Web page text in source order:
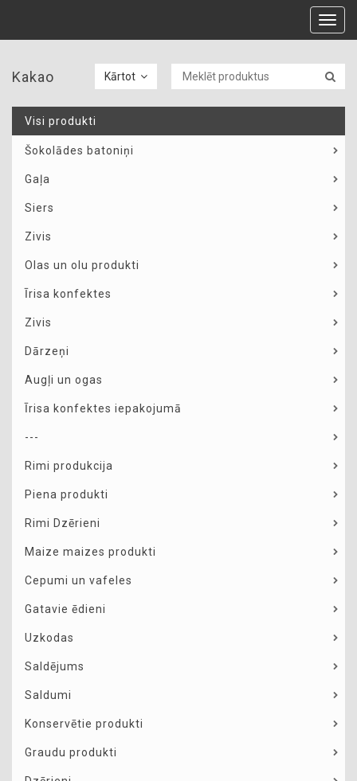
Kakao Kārtot
Visi produkti
Šokolādes batoniņi
Gaļa
Siers
Zivis
Olas un olu produkti
Īrisa konfektes
Zivis
Dārzeņi
Augļi un ogas
Īrisa konfektes iepakojumā
---
Rimi produkcija
Piena produkti
Rimi Dzērieni
Maize maizes produkti
Cepumi un vafeles
Gatavie ēdieni
Uzkodas
Saldējums
Saldumi
Konservētie produkti
Graudu produkti